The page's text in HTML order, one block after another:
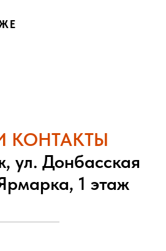
КОНТАКТЫ
ул. Донбасская
1 этаж